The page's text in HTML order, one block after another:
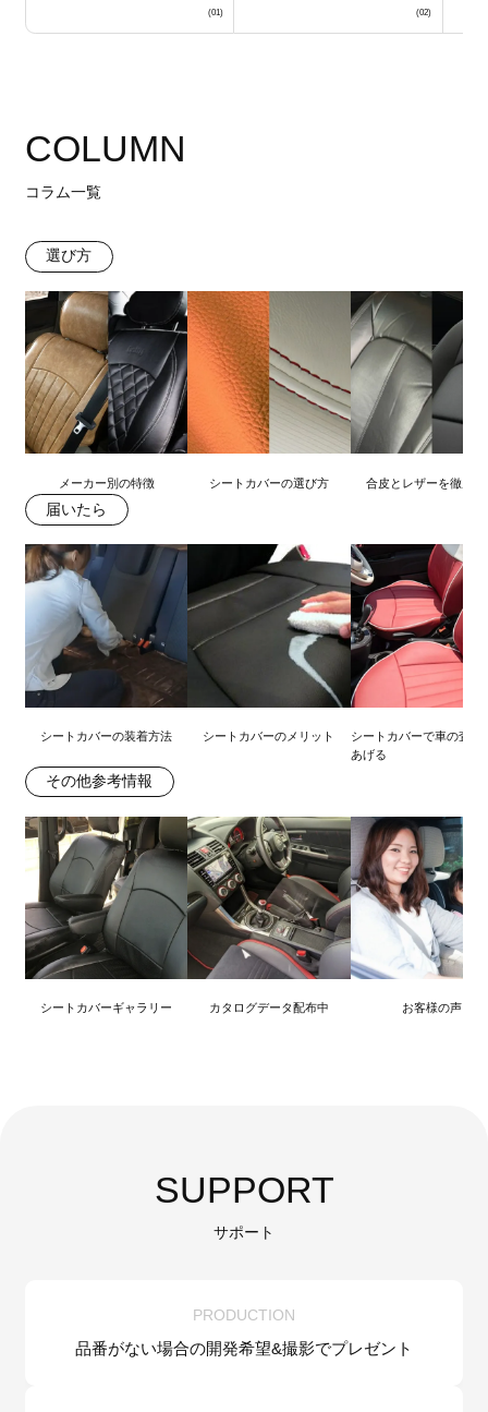
COLUMN
コラム一覧
選び方
メーカー別の特徴 シートカバーの選び方 合皮とレザーを徹底比
届いたら
シートカバーの装着方法 シートカバーのメリット
シートカバーで車の査定
あげる
その他参考情報
シートカバーギャラリー カタログデータ配布中 お客様の声
SUPPORT
サポート
PRODUCTION
品番がない場合の開発希望&撮影でプレゼント